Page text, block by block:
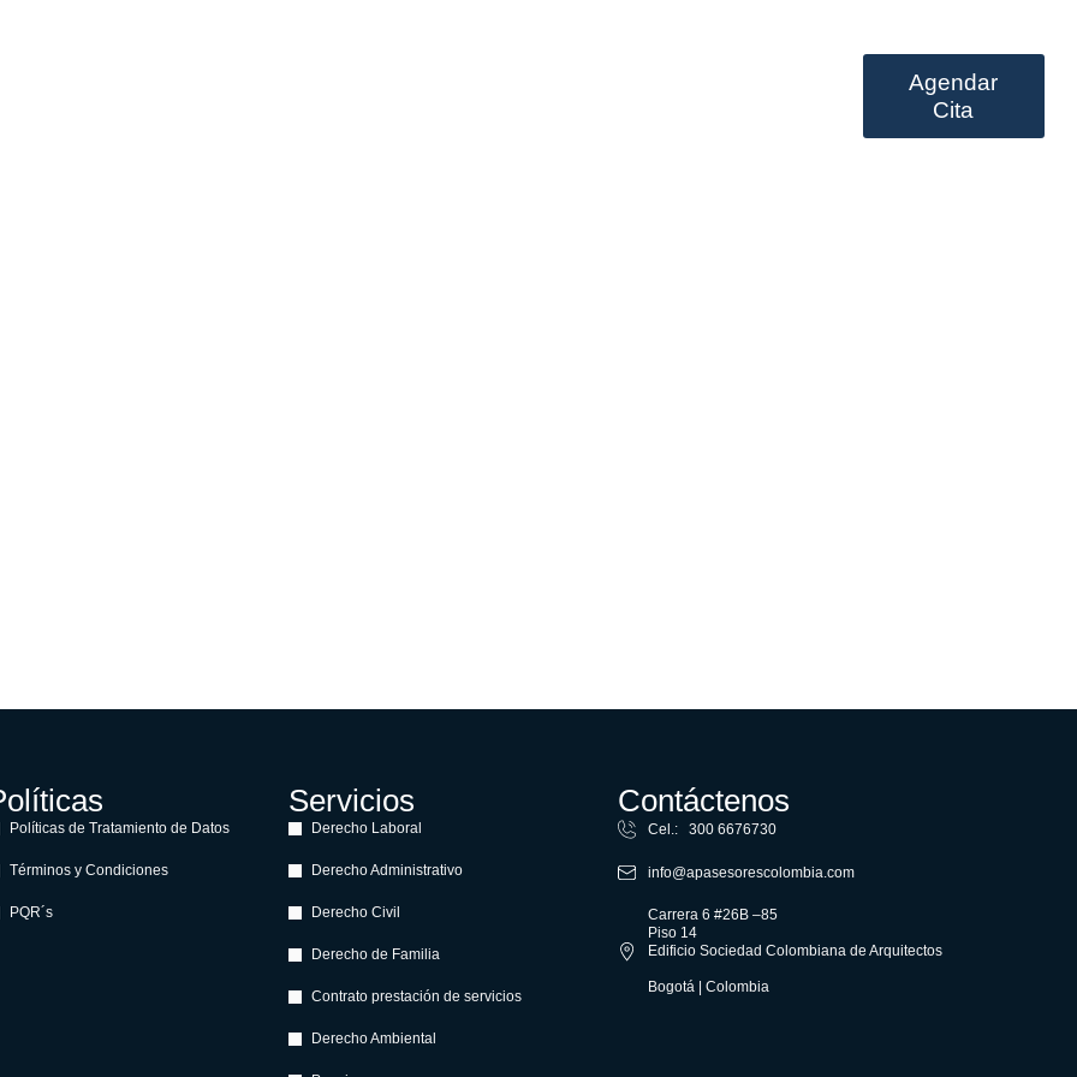
Agendar
Cita
Políticas de Tratamiento de Datos
Términos y Condiciones
PQR´s
Servicios
Derecho Laboral
Derecho Administrativo
Derecho Civil
Derecho de Familia
Contrato prestación de servicios
Derecho Ambiental
Contáctenos
Cel.: 300 6676730
info@apasesorescolombia.com
Carrera 6 #26B –85
Piso 14
Edificio Sociedad Colombiana de Arquitectos
Bogotá | Colombia